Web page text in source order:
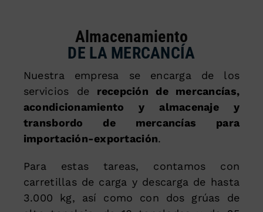
Almacenamiento
DE LA MERCANCÍA
Nuestra empresa se encarga de los
servicios de recepción de mercancías,
acondicionamiento y almacenaje y
transbordo de mercancías para
importación-exportación.
Para estas tareas, contamos con
carretillas de carga y descarga de hasta
3.000 kg, así como con dos grúas de